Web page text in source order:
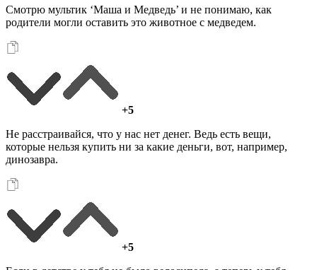
Смотрю мультик ‘Маша и Медведь’ и не понимаю, как
родители могли оставить это животное с медведем.
+5
Не расстраивайся, что у нас нет денег. Ведь есть вещи,
которые нельзя купить ни за какие деньги, вот, например,
динозавра.
+5